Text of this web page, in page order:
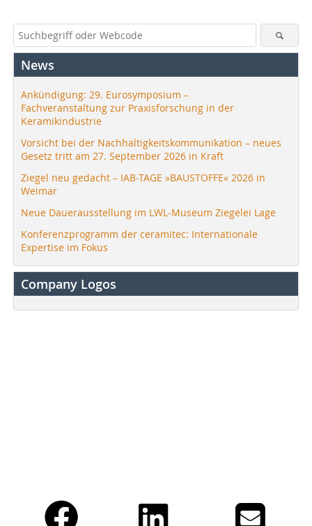
News
Ankündigung: 29. Eurosymposium –
Fachveranstaltung zur Praxisforschung in der
Keramikindustrie
Vorsicht bei der Nachhaltigkeitskommunikation – neues
Gesetz tritt am 27. September 2026 in Kraft
Ziegel neu gedacht – IAB-TAGE »BAUSTOFFE« 2026 in
Weimar
Neue Dauerausstellung im LWL-Museum Ziegelei Lage
Konferenzprogramm der ceramitec: Internationale
Expertise im Fokus
Company Logos